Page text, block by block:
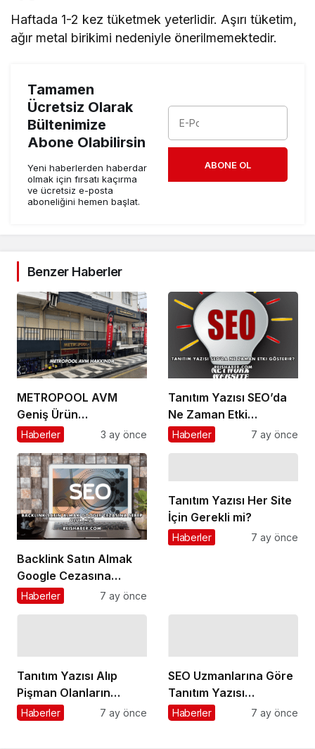
Haftada 1-2 kez tüketmek yeterlidir. Aşırı tüketim,
ağır metal birikimi nedeniyle önerilmemektedir.
Tamamen
Ücretsiz Olarak
Bültenimize
Abone Olabilirsin
Yeni haberlerden haberdar
olmak için fırsatı kaçırma
ve ücretsiz e-posta
aboneliğini hemen başlat.
ABONE OL
Benzer Haberler
METROPOOL AVM
Geniş Ürün
Yelpazesiyle Dikkat
Ediyor!
Haberler 3 ay önce
Tanıtım Yazısı SEO’da
Ne Zaman Etki
Gösterir?
Haberler 7 ay önce
Backlink Satın Almak
Google Cezasına
Sebep Olur mu?
Haberler 7 ay önce
Tanıtım Yazısı Her Site
İçin Gerekli mi?
Haberler 7 ay önce
Tanıtım Yazısı Alıp
Pişman Olanların
Yaptığı Hatalar
Haberler 7 ay önce
SEO Uzmanlarına Göre
Tanıtım Yazısı
Stratejileri
Haberler 7 ay önce